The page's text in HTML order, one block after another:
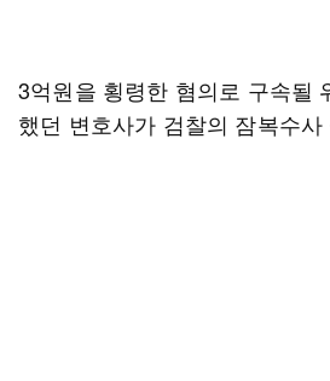
3억원을 횡령한 혐의로 구속될
했던 변호사가 검찰의 잠복수